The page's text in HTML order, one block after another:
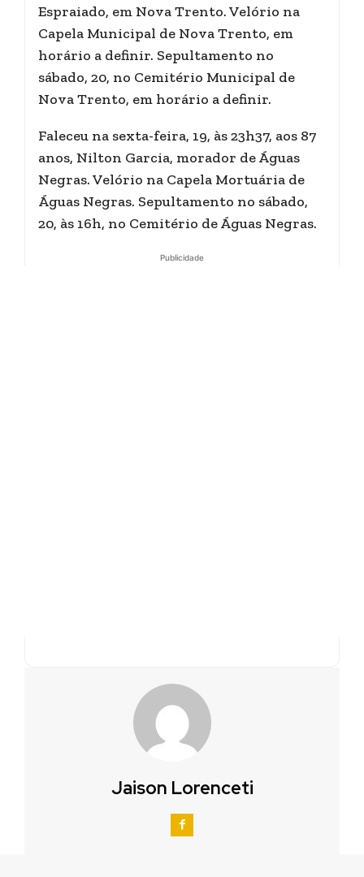
Espraiado, em Nova Trento. Velório na
Capela Municipal de Nova Trento, em
horário a definir. Sepultamento no
sábado, 20, no Cemitério Municipal de
Nova Trento, em horário a definir.
Faleceu na sexta-feira, 19, às 23h37, aos 87
anos, Nilton Garcia, morador de Águas
Negras. Velório na Capela Mortuária de
Águas Negras. Sepultamento no sábado,
20, às 16h, no Cemitério de Águas Negras.
Publicidade
Jaison Lorenceti